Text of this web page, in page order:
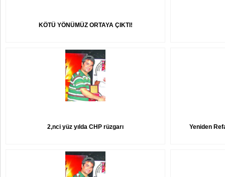
KÖTÜ YÖNÜMÜZ ORTAYA ÇIKTI!
2,nci yüz yılda CHP rüzgarı Yeniden